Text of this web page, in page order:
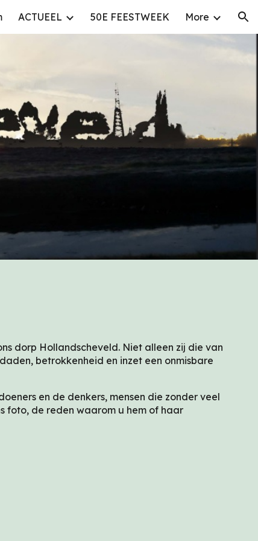
ACTUEEL 50E FEESTWEEK More
dorp Hollandscheveld. Niet alleen zij die van
betrokkenheid en inzet een onmisbare
en de denkers, mensen die zonder veel
foto, de reden waarom u hem of haar